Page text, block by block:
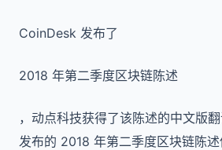
CoinDesk 发布了
2018 年第二季度区块链陈述
，动点科技获得了该陈述的中文版
发布的 2018 年第二季度区块链陈